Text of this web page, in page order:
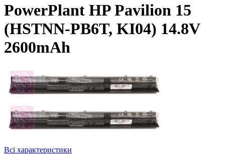
PowerPlant HP Pavilion 15
(HSTNN-PB6T, KI04) 14.8V
2600mAh
Всі характеристики